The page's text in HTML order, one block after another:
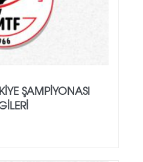
ŞAMPIYONASI